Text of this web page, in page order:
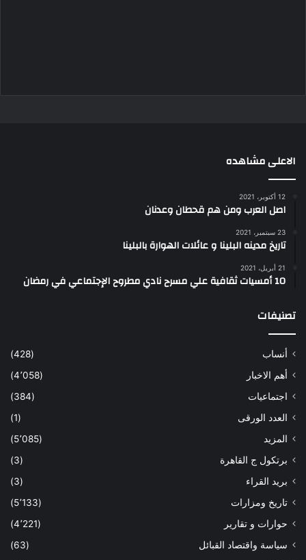
الاعلى مشاهده
12 أكتوبر، 2021
اصل العرب ومن هم قحطان وعدنان
23 سبتمبر، 2021
تاريخ مدينه البلينا و عائلات الهوارة بالبلينا
21 أبريل، 2021
10 أمسيات ثقافية علي مسرح نادي مطروح الإجتماعي في رمضان
تصنيفات
أنساب
(428)
أهم الاخبار
(4٬058)
اجتماعيات
(384)
العدد الورقى
(1)
المزيد
(5٬085)
برتكول ج القاهرة
(3)
بريد القراء
(3)
تاريخ ومزارات
(5٬133)
حوارات و تقارير
(4٬221)
سياسة واقتصاد القبائل
(63)